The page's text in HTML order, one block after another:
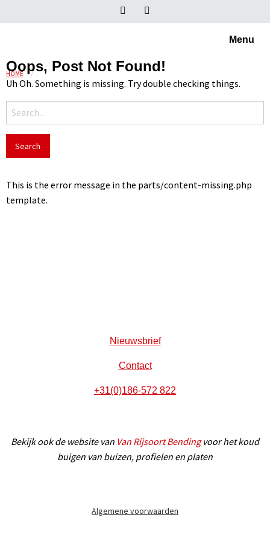
Menu
HOME PLATEN
Oops, Post Not Found!
Uh Oh. Something is missing. Try double checking things.
Search
for:
This is the error message in the parts/content-missing.php
template.
Nieuwsbrief
Contact
+31(0)186-572 822
Bekijk ook de website van Van Rijsoort Bendingvoor het koud
buigen van buizen, profielen en platen
Algemene voorwaarden